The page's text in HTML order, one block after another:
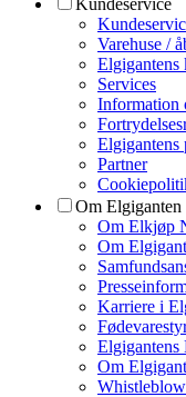
Kundeservice
Varehuse /
Elgigantens
Services
Information
Partner
Om Elgiganten
Om Elkjøp
Om
Karriere i
Om